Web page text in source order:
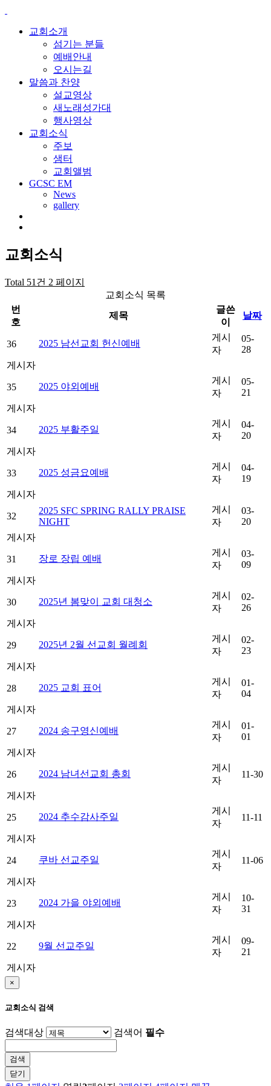
교회소개
섬기는 분들
예배안내
오시는길
말씀과 찬양
설교영상
새노래성가대
행사영상
교회소식
주보
샘터
교회앨범
GCSC EM
News
gallery
교회소식
Total 51건 2 페이지
교회소식 목록
번
호
제목
글쓴
이
날짜
36 2025 남선교회 헌신예배
게시
자
05-
28
게시자
35 2025 야외예배
게시
자
05-
21
게시자
34 2025 부활주일
게시
자
04-
20
게시자
33 2025 성금요예배
게시
자
04-
19
게시자
32
2025 SFC SPRING RALLY PRAISE
NIGHT
게시
자
03-
20
게시자
31 장로 장립 예배
게시
자
03-
09
게시자
30 2025년 봄맞이 교회 대청소
게시
자
02-
26
게시자
29 2025년 2월 선교회 월례회
게시
자
02-
23
게시자
28 2025 교회 표어
게시
자
01-
04
게시자
27 2024 송구영신예배
게시
자
01-
01
게시자
26 2024 남녀선교회 총회
게시
자
11-30
게시자
25 2024 추수감사주일
게시
자
11-11
게시자
24 쿠바 선교주일
게시
자
11-06
게시자
23 2024 가을 야외예배
게시
자
10-
31
게시자
22 9월 선교주일
게시
자
09-
21
게시자
×
교회소식 검색
검색대상 검색어 필수
닫기